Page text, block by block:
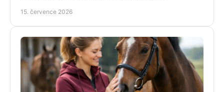
den.
15. července 2026